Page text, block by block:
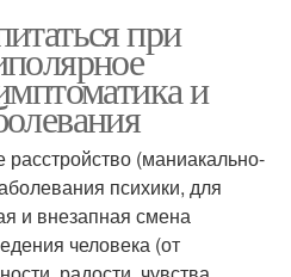
при
и
(маниакально-
психики, для
и внезапная смена
человека (от